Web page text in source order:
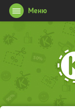
Меню